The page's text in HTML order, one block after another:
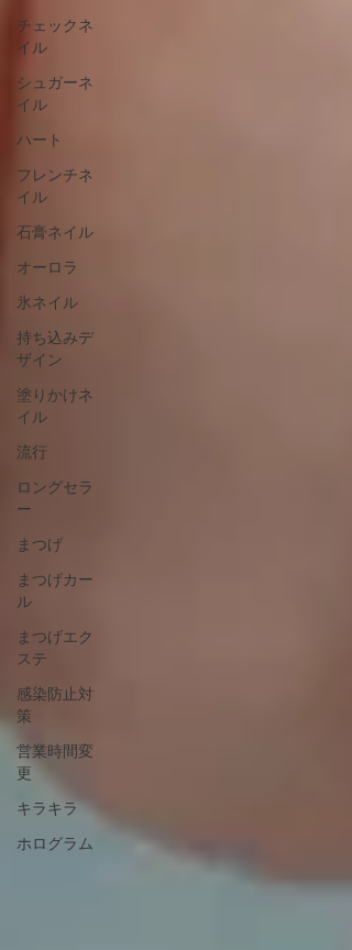
チェックネ
イル
シュガーネ
イル
ハート
フレンチネ
イル
石膏ネイル
オーロラ
氷ネイル
持ち込みデ
ザイン
塗りかけネ
イル
流行
ロングセラ
ー
まつげ
まつげカー
ル
まつげエク
ステ
感染防止対
策
営業時間変
更
キラキラ
ホログラム